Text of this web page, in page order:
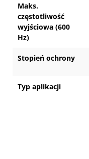
Maks.
częstotliwość
wyjściowa (600
Hz)
Stopień ochrony
Typ aplikacji